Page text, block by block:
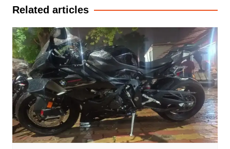
Related articles